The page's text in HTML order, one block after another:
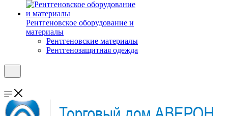
Рентгеновское оборудование и
материалы
Рентгеновские материалы
Рентгенозащитная одежда